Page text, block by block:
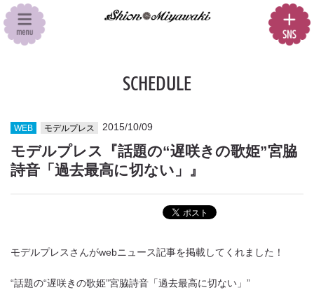
SCHEDULE
WEB モデルプレス 2015/10/09
モデルプレス『話題の“遅咲きの歌姫”宮脇
詩音「過去最高に切ない」』
モデルプレスさんがwebニュース記事を掲載してくれました！
“話題の“遅咲きの歌姫”宮脇詩音「過去最高に切ない」 ”